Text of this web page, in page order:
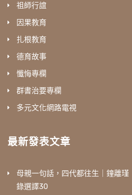
祖師行誼
因果教育
扎根教育
德育故事
懺悔專欄
群書治要專欄
多元文化網路電視
最新發表文章
母親一句話，四代都往生｜鐘離
錄選譯30